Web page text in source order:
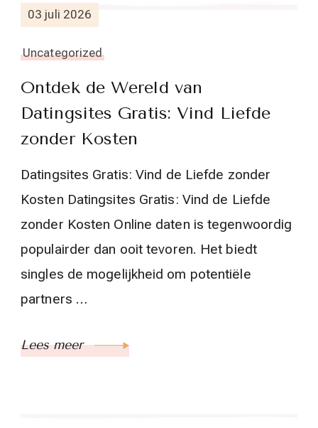
03 juli 2026
Uncategorized
Ontdek de Wereld van
Datingsites Gratis: Vind Liefde
zonder Kosten
Datingsites Gratis: Vind de Liefde zonder
Kosten Datingsites Gratis: Vind de Liefde
zonder Kosten Online daten is tegenwoordig
populairder dan ooit tevoren. Het biedt
singles de mogelijkheid om potentiële
partners …
Lees meer